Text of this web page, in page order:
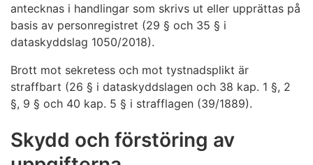
antecknas i handlingar som skrivs ut eller upprättas på
basis av personregistret (29 § och 35 § i
dataskyddslag 1050/2018).
Brott mot sekretess och mot tystnadsplikt är
straffbart (26 § i dataskyddslagen och 38 kap. 1 §, 2
§, 9 § och 40 kap. 5 § i strafflagen (39/1889).
Skydd och förstöring av